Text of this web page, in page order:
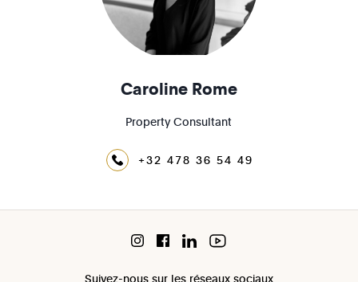
Caroline Rome
Property Consultant
+32 478 36 54 49
Suivez-nous sur les réseaux sociaux